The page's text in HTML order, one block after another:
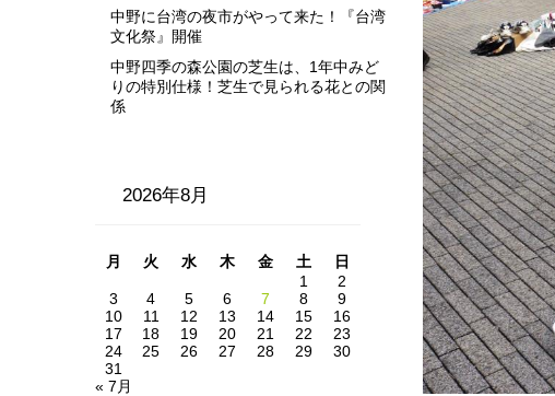
中野に台湾の夜市がやって来た！『台湾
文化祭』開催
中野四季の森公園の芝生は、1年中みど
りの特別仕様！芝生で見られる花との関
係
2026年8月
月 火 水 木 金 土
日
1
2
3
4 5 6 7 8
9
10
11 12 13 14 15
16
17
18 19 20 21 22
23
24
25 26 27 28 29
30
31
« 7月